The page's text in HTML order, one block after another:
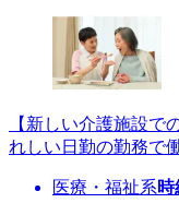
【新しい介護施設
れしい日勤の勤務で
医療・福祉系時